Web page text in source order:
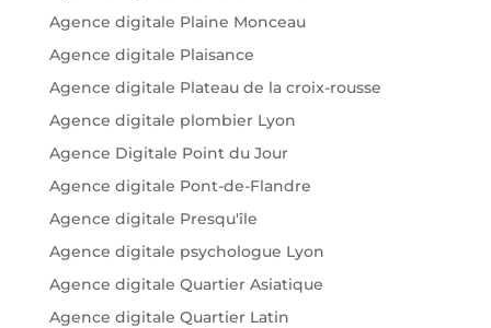
Agence digitale Plaine Monceau
Agence digitale Plaisance
Agence digitale Plateau de la croix-rousse
Agence digitale plombier Lyon
Agence Digitale Point du Jour
Agence digitale Pont-de-Flandre
Agence digitale Presqu'île
Agence digitale psychologue Lyon
Agence digitale Quartier Asiatique
Agence digitale Quartier Latin